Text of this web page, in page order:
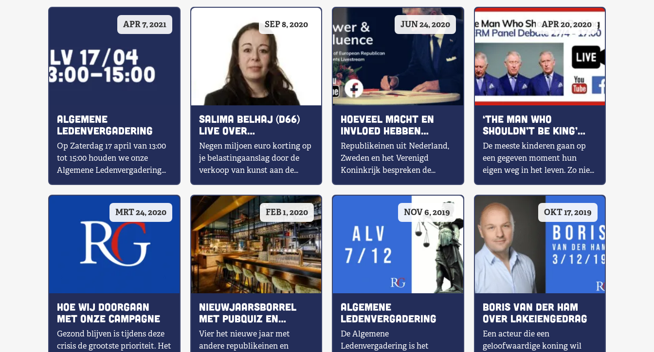
Voor leden
APR 7, 2021
Algemene
Ledenvergadering
Op Zaterdag 17 april van 13:00
tot 15:00 houden we onze
Algemene Ledenvergadering
via ZOOM. De uitnodiging heb
je als […]
SEP 8, 2020
Salima Belhaj (D66)
Live over
Oranjekunst
Negen miljoen euro korting op
je belastingaanslag door de
verkoop van kunst aan de
staat die je vervolgens
verborgen houdt […]
JUN 24, 2020
Hoeveel macht en
invloed hebben
Europese
koningshuizen?
Republikeinen uit Nederland,
Zweden en het Verenigd
Koninkrijk bespreken de
macht en invloed van Europese
koninklijke families. Wat is
APR 20, 2020
‘The Man Who
Shouldn’t Be King’
(27/04)
De meeste kinderen gaan op
een gegeven moment hun
eigen weg in het leven. Zo niet
de Britse Charles van […]
MRT 24, 2020
Hoe wij doorgaan
met onze campagne
Gezond blijven is tijdens deze
crisis de grootste prioriteit. Het
FEB 1, 2020
Nieuwjaarsborrel
met pubquiz en
republikein van het
jaar
Vier het nieuwe jaar met
andere republikeinen en
NOV 6, 2019
Algemene
Ledenvergadering
De Algemene
Ledenvergadering is het
OKT 17, 2019
Boris van der Ham
over lakeiengedrag
Een acteur die een
geloofwaardige koning wil